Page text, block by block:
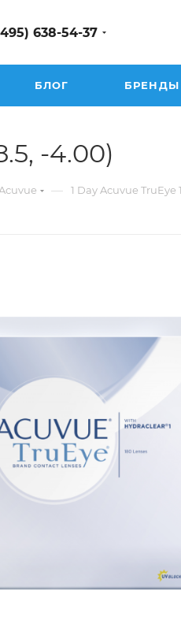
638-54-37
БЛОГ БРЕНДЫ
-4.00)
Acuvue — 1 Day Acuvue TruEye